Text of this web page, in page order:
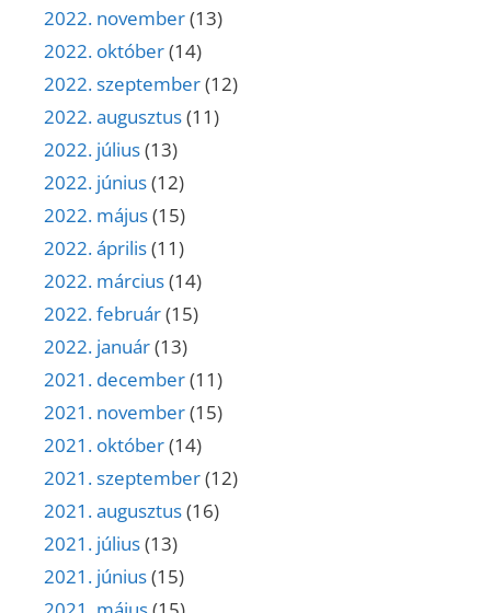
2022. november(13)
2022. október(14)
2022. szeptember(12)
2022. augusztus(11)
2022. július(13)
2022. június(12)
2022. május(15)
2022. április(11)
2022. március(14)
2022. február(15)
2022. január(13)
2021. december(11)
2021. november(15)
2021. október(14)
2021. szeptember(12)
2021. augusztus(16)
2021. július(13)
2021. június(15)